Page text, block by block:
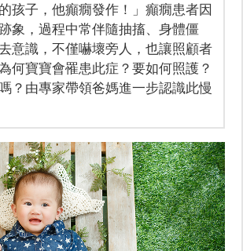
孩子，他癲癇發作！」癲癇患者因
象，過程中常伴隨抽搐、身體僵
意識，不僅嚇壞旁人，也讓照顧者
何寶寶會罹患此症？要如何照護？
？由專家帶領爸媽進一步認識此慢